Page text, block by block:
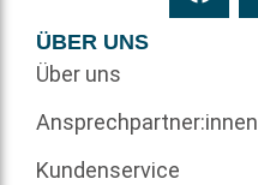
ÜBER UNS
Über uns
Ansprechpartner:innen
Kundenservice